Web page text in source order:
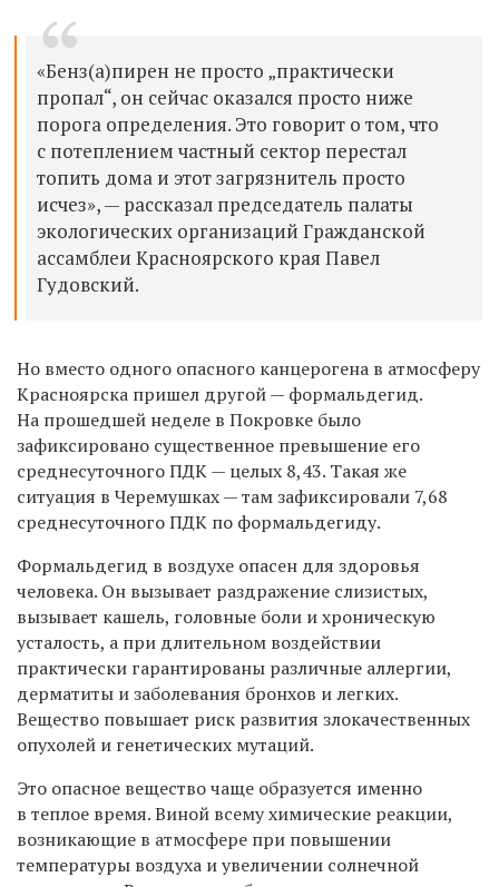
«Бенз(а)пирен не просто „практически
пропал“, он сейчас оказался просто ниже
порога определения. Это говорит о том, что
с потеплением частный сектор перестал
топить дома и этот загрязнитель просто
исчез»,— рассказал председатель палаты
экологических организаций Гражданской
ассамблеи Красноярского края Павел
Гудовский.
Но вместо одного опасного канцерогена в атмосферу
Красноярска пришел другой — формальдегид.
На прошедшей неделе в Покровке было
зафиксировано существенное превышение его
среднесуточного ПДК— целых 8,43. Такая же
ситуация в Черемушках—там зафиксировали 7,68
среднесуточного ПДК по формальдегиду.
Формальдегид в воздухе опасен для здоровья
человека. Он вызывает раздражение слизистых,
вызывает кашель, головные боли и хроническую
усталость, а при длительном воздействии
практически гарантированы различные аллергии,
дерматиты и заболевания бронхов и легких.
Вещество повышает риск развития злокачественных
опухолей и генетических мутаций.
Это опасное вещество чаще образуется именно
в теплое время. Виной всему химические реакции,
возникающие в атмосфере при повышении
температуры воздуха и увеличении солнечной